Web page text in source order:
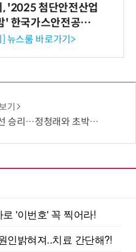
, '2025 첨단안전산업
' 한국가스안전공사
수상
뉴스룸 바로가기>
기
…정청래와 초박빙 승부 지속